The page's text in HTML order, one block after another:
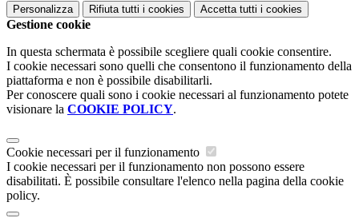
Personalizza Rifiuta tutti i cookies Accetta tutti i cookies
Gestione cookie
In questa schermata è possibile scegliere quali cookie consentire.
I cookie necessari sono quelli che consentono il funzionamento della
piattaforma e non è possibile disabilitarli.
Per conoscere quali sono i cookie necessari al funzionamento potete
visionare la COOKIE POLICY.
Cookie necessari per il funzionamento
I cookie necessari per il funzionamento non possono essere
disabilitati. È possibile consultare l'elenco nella pagina della cookie
policy.